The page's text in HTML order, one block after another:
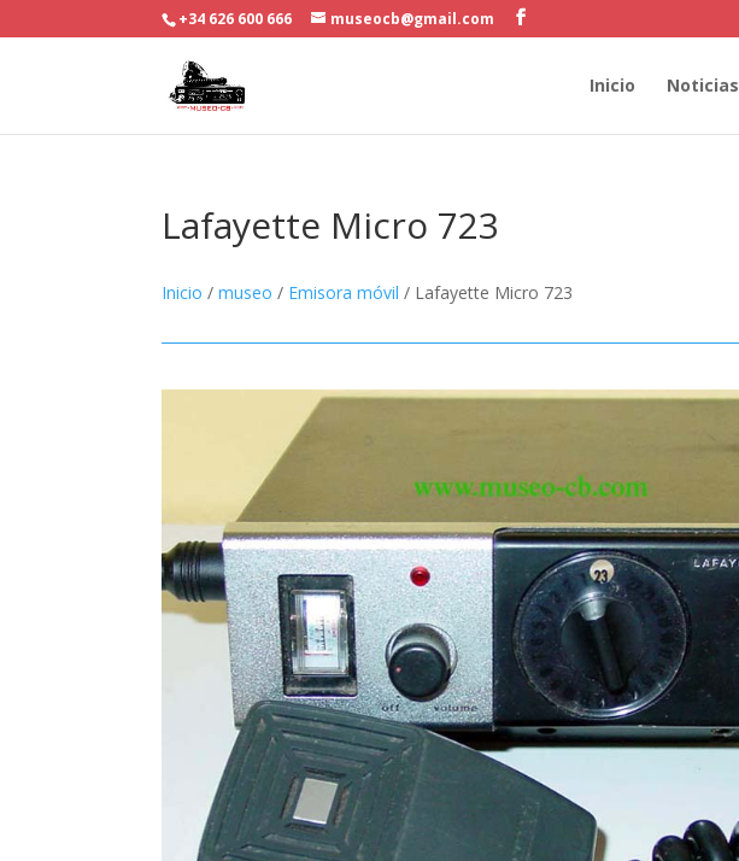
+34 626 600 666 museocb@gmail.com
Inicio Noticias
Lafayette Micro 723
Inicio /museo / Emisora móvil / Lafayette Micro 723